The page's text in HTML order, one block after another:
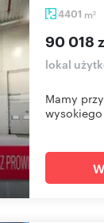
4401 m2
90 018
lokal
Mamy
wysokiego